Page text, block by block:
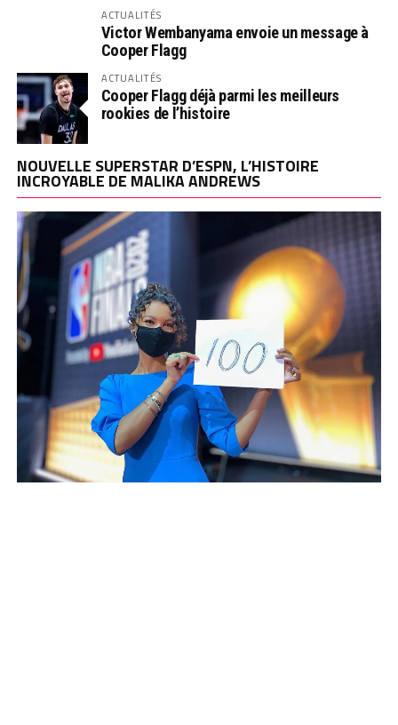
ACTUALITÉS
Victor Wembanyama envoie un message à
Cooper Flagg
ACTUALITÉS
Cooper Flagg déjà parmi les meilleurs
rookies de l’histoire
NOUVELLE SUPERSTAR D’ESPN, L’HISTOIRE
INCROYABLE DE MALIKA ANDREWS